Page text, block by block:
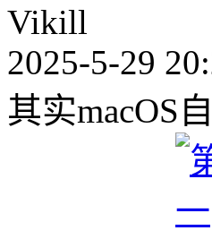
Vikill
2025-5-29
其实macOS